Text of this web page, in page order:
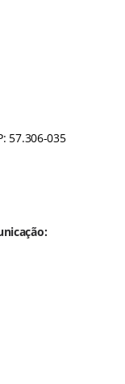
57.306-035